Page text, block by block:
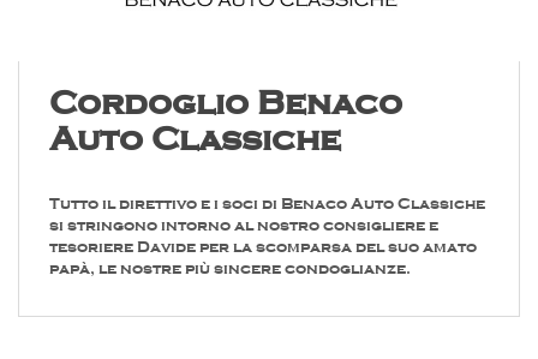
Cordoglio Benaco
Auto Classiche
Tutto il direttivo e i soci di Benaco Auto Classiche
si stringono intorno al nostro consigliere e
tesoriere Davide per la scomparsa del suo amato
papà, le nostre più sincere condoglianze.